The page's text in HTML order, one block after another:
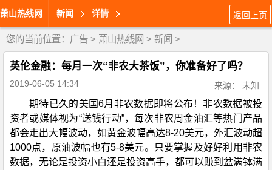
萧山热线网 新闻 详情 返回上页
您的当前位置： 广告 > 萧山热线网 > 新闻 >
英伦金融：每月一次“非农大茶饭”，你准备好了吗？
2019-06-05 14:34 来源： 未知
期待已久的美国6月非农数据即将公布！非农数据被投
资者或媒体视为“送钱行动”，每次非农周金油汇等热门产品
都会走出大幅波动，如黄金波幅高达8-20美元，外汇波动超
1000点，原油波幅也有5-8美元。只要掌握及好好利用非农
数据，无论是投资小白还是投资高手，都可以赚到盆满钵满